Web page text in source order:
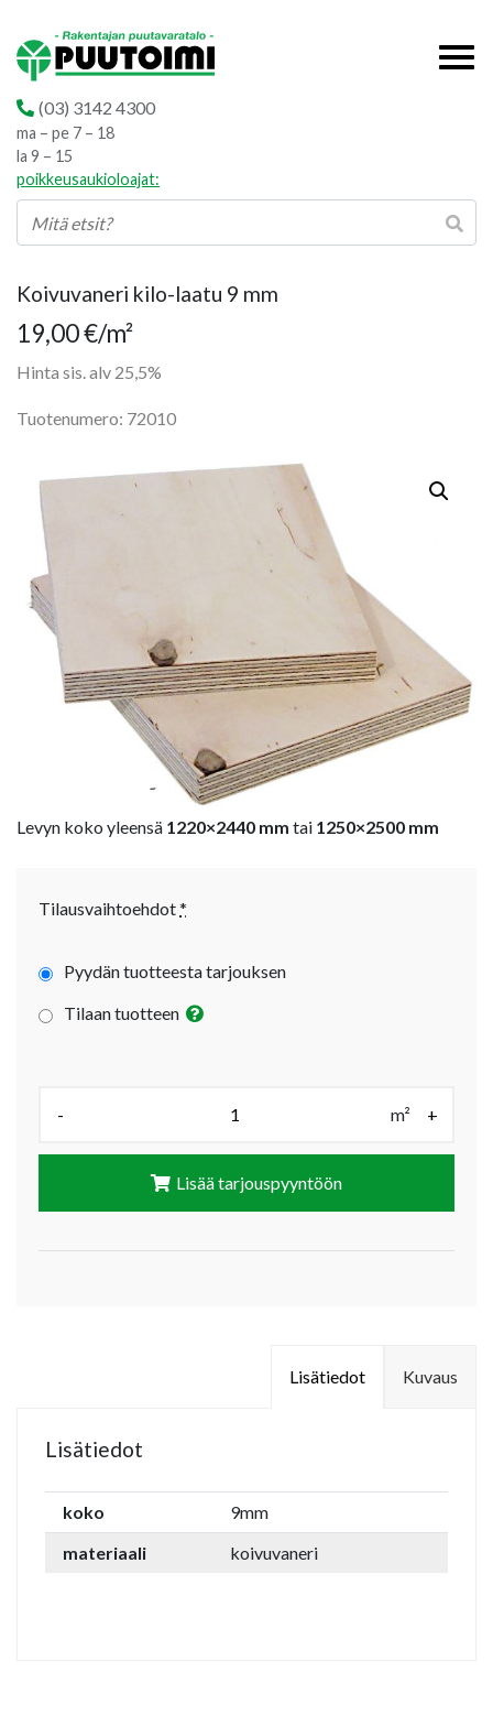
(03) 3142 4300
ma – pe 7 – 18
la 9 – 15
poikkeusaukioloajat:
Koivuvaneri kilo-laatu 9 mm
19,00€/m²
Hinta sis. alv 25,5%
Tuotenumero: 72010
Levyn koko yleensä 1220×2440 mm tai 1250×2500 mm
Tilausvaihtoehdot*
Pyydän tuotteesta tarjouksen
Tilaan tuotteen
- m² +
Lisää tarjouspyyntöön
Kuvaus
Lisätiedot
Lisätiedot
koko
9mm
materiaali
koivuvaneri